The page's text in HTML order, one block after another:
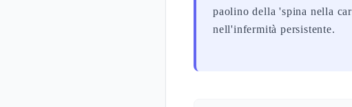
paolino della 'spina nella
nell'infermità persistente.